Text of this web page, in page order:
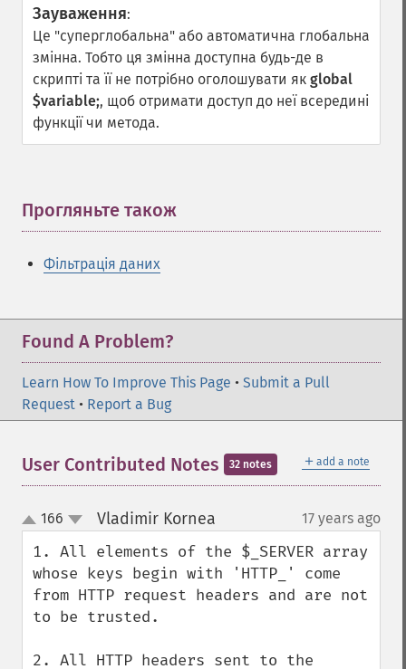
Зауваження:
Це "суперглобальна" або автоматична глобальна
змінна. Тобто ця змінна доступна будь-де в
скрипті та її не потрібно оголошувати як global
$variable;, щоб отримати доступ до неї всередині
функції чи метода.
Прогляньте також
Фільтрація даних
Found A Problem?
Learn How To Improve This Page • Submit a Pull
Request • Report a Bug
＋ add a note
User Contributed Notes 32 notes
up
down
166 Vladimir Kornea 17 years ago
1. All elements of the $_SERVER array
whose keys begin with 'HTTP_' come
from HTTP request headers and are not
to be trusted.
2. All HTTP headers sent to the